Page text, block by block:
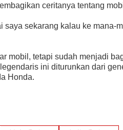
ceritanya tentang
saya sekarang kalau ke mana-
mobil, tetapi sudah menjadi
ini diturunkan dari
Honda.